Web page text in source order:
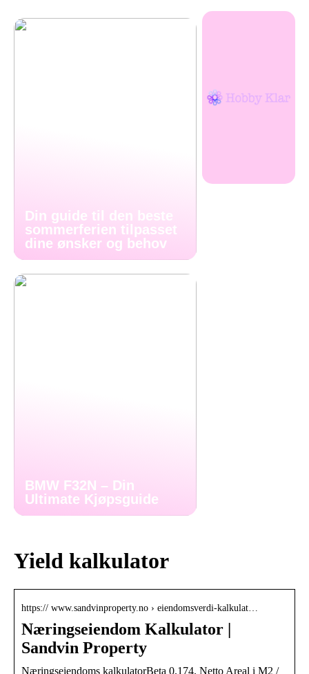
Din guide til den beste
sommerferien tilpasset
dine ønsker og behov
BMW F32N – Din
Ultimate Kjøpsguide
Yield kalkulator
https:// www.sandvinproperty.no › eiendomsverdi-kalkulat…
Næringseiendom Kalkulator |
Sandvin Property
Næringseiendoms kalkulatorBeta 0.174. Netto Areal i M2 /